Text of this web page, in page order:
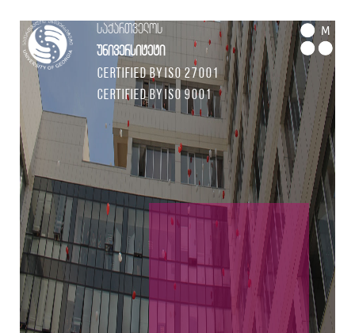
საქართველოს
უნივერსიტეტი
Certified by ISO 27001
Certified by ISO 9001
M